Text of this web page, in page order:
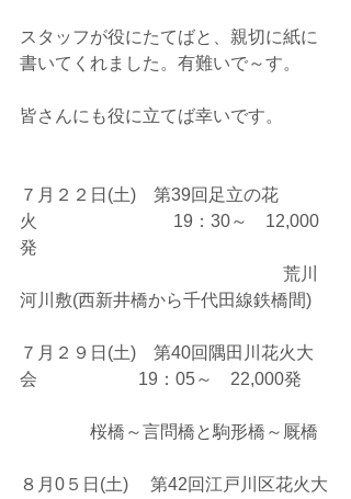
スタッフが役にたてばと、親切に紙に
書いてくれました。有難いで～す。
皆さんにも役に立てば幸いです。
７月２２日(土)　第39回足立の花
火　　　　   　　　19：30～　12,000
発
荒川
河川敷(西新井橋から千代田線鉄橋間)
７月２９日(土)　第40回隅田川花火大
会　　   　　　19：05～　22,000発
桜橋～言問橋と駒形橋～厩橋
８月0５日(土)　 第42回江戸川区花火大